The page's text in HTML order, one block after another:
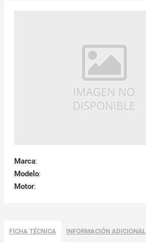
Marca:
Modelo:
Motor:
FICHA TÉCNICA INFORMACIÓN ADICIONAL